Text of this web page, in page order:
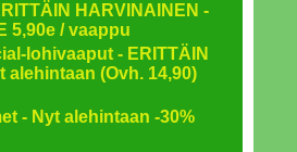
HARVINAINEN -
5,90e / vaappu
lohivaaput - ERITTÄIN
alehintaan (Ovh. 14,90)
- Nyt alehintaan -30%